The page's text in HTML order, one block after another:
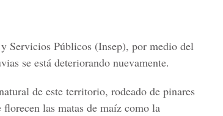
Servicios Públicos (Insep), por medio del
se está deteriorando nuevamente.
de este territorio, rodeado de pinares
las matas de maíz como la